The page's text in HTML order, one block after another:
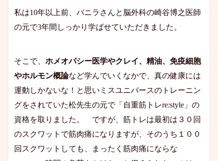
私は10年以上前、バニラさんと脳外科の崎谷博之医師
の元で3年間しっかり学ばせていただきました。
そこで、 ホメオパシー医学やクレイ、精油、免疫細胞
やホルモン概論など学んでいくなかで、真の健康には
運動しかないな！と思いミスユニバースのトレーニン
グをされていた松先生の元で「自重筋トレre:style」の
資格を取りました。 ですが、筋トレは最初は３０回
のスクワットで筋肉痛になりますが、そのうち１００
回スクワットしても、まったく筋肉痛にならな